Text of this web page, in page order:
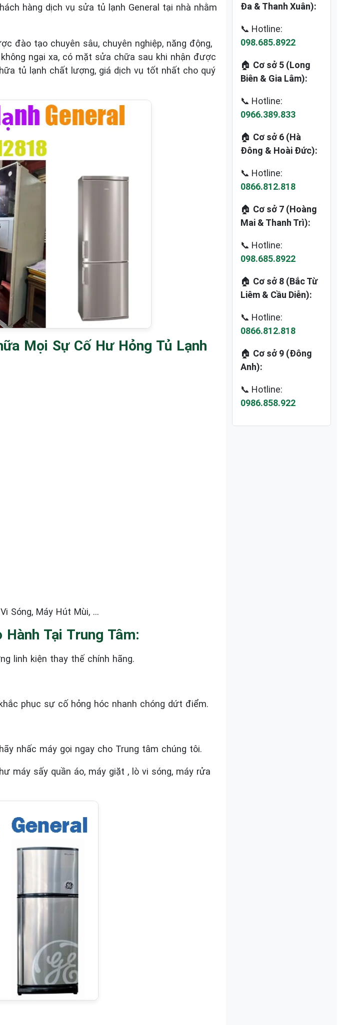
hàng dịch vụ sửa tủ lạnh General tại nhà nhằm
đào tạo chuyên sâu, chuyên nghiệp, năng động,
ngại xa, có mặt sửa chữa sau khi nhận được
tủ lạnh chất lượng, giá dịch vụ tốt nhất cho quý
Mọi Sự Cố Hư Hỏng Tủ Lạnh
Sóng, Máy Hút Mùi, …
Tại Trung Tâm:
linh kiện thay thế chính hãng.
phục sự cố hỏng hóc nhanh chóng dứt điểm.
nhấc máy gọi ngay cho Trung tâm chúng tôi.
máy sấy quần áo, máy giặt , lò vi sóng, máy rửa
Đa & Thanh Xuân):
📞 Hotline:
098.685.8922
🏠 Cơ sở 5 (Long
Biên & Gia Lâm):
📞 Hotline:
0966.389.833
🏠 Cơ sở 6 (Hà
Đông & Hoài Đức):
📞 Hotline:
0866.812.818
🏠 Cơ sở 7 (Hoàng
Mai & Thanh Trì):
📞 Hotline:
098.685.8922
🏠 Cơ sở 8 (Bắc Từ
Liêm & Cầu Diễn):
📞 Hotline:
0866.812.818
🏠 Cơ sở 9 (Đông
Anh):
📞 Hotline:
0986.858.922